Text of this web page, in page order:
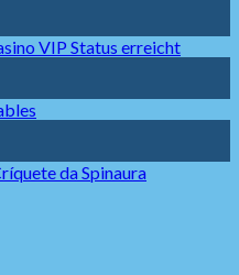
VIP Status erreicht
da Spinaura